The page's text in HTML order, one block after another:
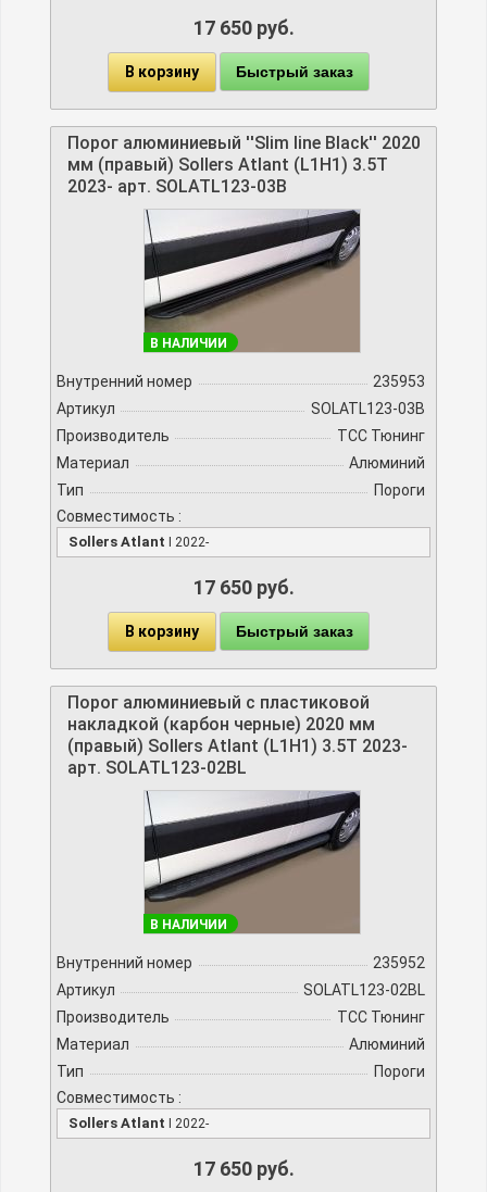
17 650 руб.
В корзину Быстрый заказ
Порог алюминиевый ''Slim line Black'' 2020
мм (правый) Sollers Atlant (L1H1) 3.5T
2023- арт. SOLATL123-03B
В НАЛИЧИИ
Внутренний номер
235953
Артикул
SOLATL123-03B
Производитель
TCC Тюнинг
Материал
Алюминий
Тип
Пороги
Совместимость :
Sollers Atlant I 2022-
17 650 руб.
В корзину Быстрый заказ
Порог алюминиевый с пластиковой
накладкой (карбон черные) 2020 мм
(правый) Sollers Atlant (L1H1) 3.5T 2023-
арт. SOLATL123-02BL
В НАЛИЧИИ
Внутренний номер
235952
Артикул
SOLATL123-02BL
Производитель
TCC Тюнинг
Материал
Алюминий
Тип
Пороги
Совместимость :
Sollers Atlant I 2022-
17 650 руб.